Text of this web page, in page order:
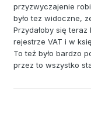
przyzwyczajenie
było tez widoczne,
Przydałoby się
rejestrze VAT i w
To też było bardzo
przez to wszystko